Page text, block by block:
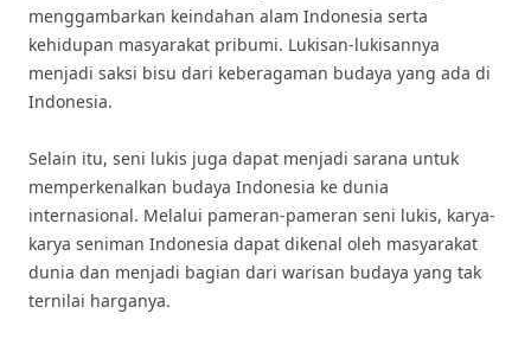
menggambarkan keindahan alam Indonesia serta
kehidupan masyarakat pribumi. Lukisan-lukisannya
menjadi saksi bisu dari keberagaman budaya yang ada di
Indonesia.
Selain itu, seni lukis juga dapat menjadi sarana untuk
memperkenalkan budaya Indonesia ke dunia
internasional. Melalui pameran-pameran seni lukis, karya-
karya seniman Indonesia dapat dikenal oleh masyarakat
dunia dan menjadi bagian dari warisan budaya yang tak
ternilai harganya.